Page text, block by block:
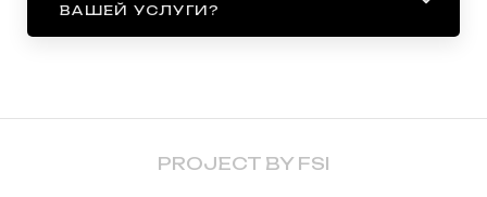
ВАШЕЙ УСЛУГИ?
PROJECT BY FSI